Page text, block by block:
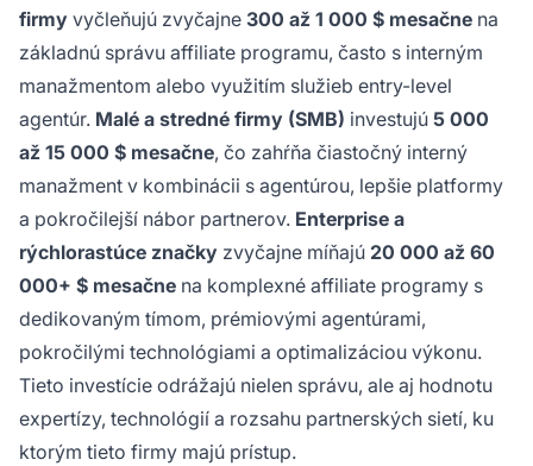
firmy vyčleňujú zvyčajne 300 až 1 000 $ mesačne na
základnú správu affiliate programu, často s interným
manažmentom alebo využitím služieb entry-level
agentúr. Malé a stredné firmy (SMB) investujú 5 000
až 15 000 $ mesačne, čo zahŕňa čiastočný interný
manažment v kombinácii s agentúrou, lepšie platformy
a pokročilejší nábor partnerov. Enterprise a
rýchlorastúce značky zvyčajne míňajú 20 000 až 60
000+ $ mesačne na komplexné affiliate programy s
dedikovaným tímom, prémiovými agentúrami,
pokročilými technológiami a optimalizáciou výkonu.
Tieto investície odrážajú nielen správu, ale aj hodnotu
expertízy, technológií a rozsahu partnerských sietí, ku
ktorým tieto firmy majú prístup.